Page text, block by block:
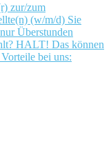
zur/zum
(w/m/d) Sie
Überstunden
HALT! Das können
bei uns: